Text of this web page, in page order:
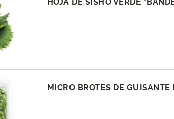
MICRO BROTES DE